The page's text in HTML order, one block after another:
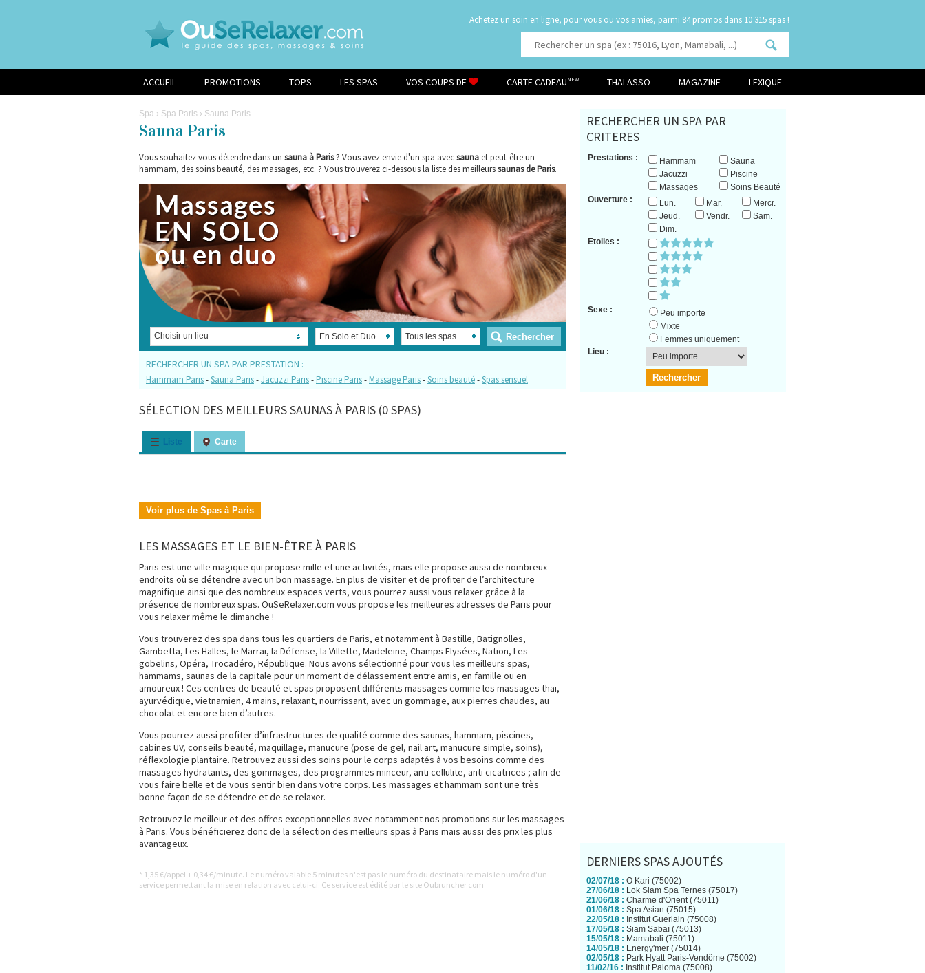
Achetez un soin en ligne, pour vous ou vos amies, parmi dans 10 315 spas !
ACCUEIL PROMOTIONS TOPS LES SPAS VOS COUPS DE CARTE CADEAU NEW THALASSO MAGAZINE LEXIQUE
Spa › Spa Paris › Sauna Paris
Sauna Paris
Vous souhaitez vous détendre dans un sauna à Paris? Vous avez envie d'un spa avecsaunaet peut-être un
hammam, des soins beauté, des massages, etc. ? Vous trouverez ci-dessous la liste des meilleurssaunas de Paris.
Choisir un lieu
RECHERCHER UN SPA PAR PRESTATION :
Hammam Paris-Sauna Paris-Jacuzzi Paris-Piscine Paris-Massage Paris-Soins beauté-Spas sensuel
SÉLECTION DES MEILLEURS SAUNAS À PARIS (0 SPAS)
Liste Carte
Voir plus de Spas à Paris
LES MASSAGES ET LE BIEN-ÊTRE À PARIS
Paris est une ville magique qui propose mille et une activités, mais elle propose aussi de nombreux
endroits où se détendre avec un bon massage. En plus de visiter et de profiter de l’architecture
magnifique ainsi que des nombreux espaces verts, vous pourrez aussi vous relaxer grâce à la
présence de nombreux spas. OuSeRelaxer.com vous propose les meilleures adresses de Paris pour
vous relaxer même le dimanche !
Vous trouverez des spa dans tous les quartiers de Paris, et notamment à Bastille, Batignolles,
Gambetta, Les Halles, le Marrai, la Défense, la Villette, Madeleine, Champs Elysées, Nation, Les
gobelins, Opéra, Trocadéro, République. Nous avons sélectionné pour vous les meilleurs spas,
hammams, saunas de la capitale pour un moment de délassement entre amis, en famille ou en
amoureux ! Ces centres de beauté et spas proposent différents massages comme les massages thaï,
ayurvédique, vietnamien, 4 mains, relaxant, nourrissant, avec un gommage, aux pierres chaudes, au
chocolat et encore bien d’autres.
Vous pourrez aussi profiter d’infrastructures de qualité comme des saunas, hammam, piscines,
cabines UV, conseils beauté, maquillage, manucure (pose de gel, nail art, manucure simple, soins),
réflexologie plantaire. Retrouvez aussi des soins pour le corps adaptés à vos besoins comme des
massages hydratants, des gommages, des programmes minceur, anti cellulite, anti cicatrices ; afin de
vous faire belle et de vous sentir bien dans votre corps. Les massages et hammam sont une très
bonne façon de se détendre et de se relaxer.
Retrouvez le meilleur et des offres exceptionnelles avec notamment nos promotions sur les massages
à Paris. Vous bénéficierez donc de la sélection des meilleurs spas à Paris mais aussi des prix les plus
avantageux.
* 1,35 €/appel + 0,34 €/minute. Le numéro valable 5 minutes n'est pas le numéro du destinataire mais le numéro d'un
service permettant la mise en relation avec celui-ci. Ce service est édité par le site Oubruncher.com
RECHERCHER UN SPA PAR
CRITERES
Prestations : Hammam
Sauna
Jacuzzi
Piscine
Massages
Soins Beauté
Ouverture :
Lun. Mar.
Mercr.
Jeud.
Vendr.
Sam.
Dim.
Etoiles :
Sexe :
Peu importe
Mixte
Femmes uniquement
Lieu :
DERNIERS SPAS AJOUTÉS
02/07/18 : O Kari (75002)
27/06/18 : Lok Siam Spa Ternes (75017)
21/06/18 : Charme d'Orient (75011)
01/06/18 : Spa Asian (75015)
22/05/18 : Institut Guerlain (75008)
17/05/18 : Siam Sabaï (75013)
15/05/18 : Mamabali (75011)
14/05/18 : Energy'mer (75014)
02/05/18 : Park Hyatt Paris-Vendôme (75002)
11/02/16 : Institut Paloma (75008)